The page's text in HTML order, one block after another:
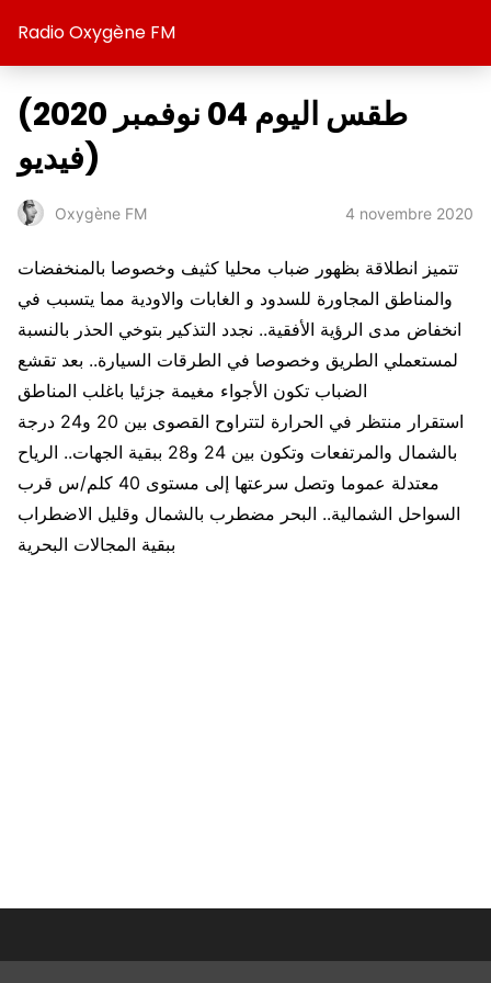
Radio Oxygène FM
(طقس اليوم 04 نوفمبر 2020
(فيديو
Oxygène FM 4 novembre 2020
تتميز انطلاقة بظهور ضباب محليا كثيف وخصوصا بالمنخفضات
والمناطق المجاورة للسدود و الغابات والاودية مما يتسبب في
انخفاض مدى الرؤية الأفقية.. نجدد التذكير بتوخي الحذر بالنسبة
لمستعملي الطريق وخصوصا في الطرقات السيارة.. بعد تقشع
الضباب تكون الأجواء مغيمة جزئيا باغلب المناطق
استقرار منتظر في الحرارة لتتراوح القصوى بين 20 و24 درجة
بالشمال والمرتفعات وتكون بين 24 و28 ببقية الجهات.. الرياح
معتدلة عموما وتصل سرعتها إلى مستوى 40 كلم/س قرب
السواحل الشمالية.. البحر مضطرب بالشمال وقليل الاضطراب
ببقية المجالات البحرية